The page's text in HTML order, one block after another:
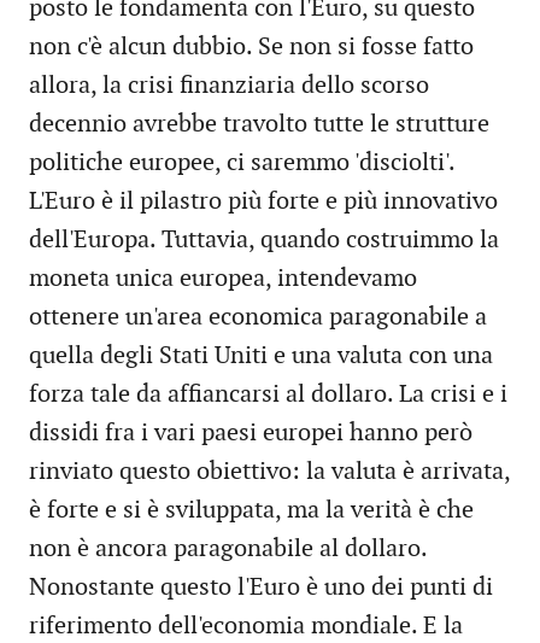
posto le fondamenta con l'Euro, su questo
non c'è alcun dubbio. Se non si fosse fatto
allora, la crisi finanziaria dello scorso
decennio avrebbe travolto tutte le strutture
politiche europee, ci saremmo 'disciolti'.
L'Euro è il pilastro più forte e più innovativo
dell'Europa. Tuttavia, quando costruimmo la
moneta unica europea, intendevamo
ottenere un'area economica paragonabile a
quella degli Stati Uniti e una valuta con una
forza tale da affiancarsi al dollaro. La crisi e i
dissidi fra i vari paesi europei hanno però
rinviato questo obiettivo: la valuta è arrivata,
è forte e si è sviluppata, ma la verità è che
non è ancora paragonabile al dollaro.
Nonostante questo l'Euro è uno dei punti di
riferimento dell'economia mondiale. E la